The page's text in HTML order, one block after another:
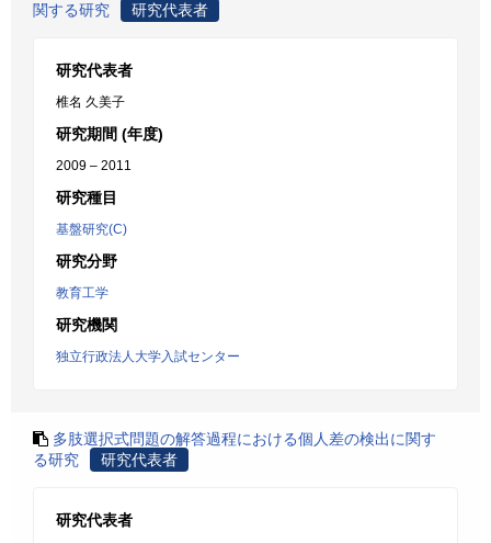
関する研究
研究代表者
研究代表者
椎名 久美子
研究期間 (年度)
2009 – 2011
研究種目
基盤研究(C)
研究分野
教育工学
研究機関
独立行政法人大学入試センター
多肢選択式問題の解答過程における個人差の検出に関す
る研究
研究代表者
研究代表者